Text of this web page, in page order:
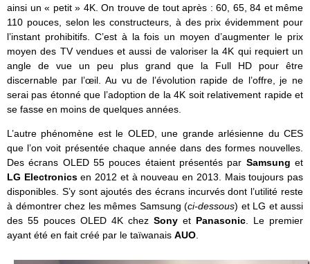
ainsi un « petit » 4K. On trouve de tout après : 60, 65, 84 et même
110 pouces, selon les constructeurs, à des prix évidemment pour
l’instant prohibitifs. C’est à la fois un moyen d’augmenter le prix
moyen des TV vendues et aussi de valoriser la 4K qui requiert un
angle de vue un peu plus grand que la Full HD pour être
discernable par l’œil. Au vu de l’évolution rapide de l’offre, je ne
serai pas étonné que l’adoption de la 4K soit relativement rapide et
se fasse en moins de quelques années.
L’autre phénomène est le OLED, une grande arlésienne du CES
que l’on voit présentée chaque année dans des formes nouvelles.
Des écrans OLED 55 pouces étaient présentés par Samsung et
LG Electronicsen 2012 et à nouveau en 2013. Mais toujours pas
disponibles. S’y sont ajoutés des écrans incurvés dont l’utilité reste
à démontrer chez les mêmes Samsung (ci-dessous) et LG et aussi
des 55 pouces OLED 4K chez Sony et Panasonic. Le premier
ayant été en fait créé par le taïwanais AUO.